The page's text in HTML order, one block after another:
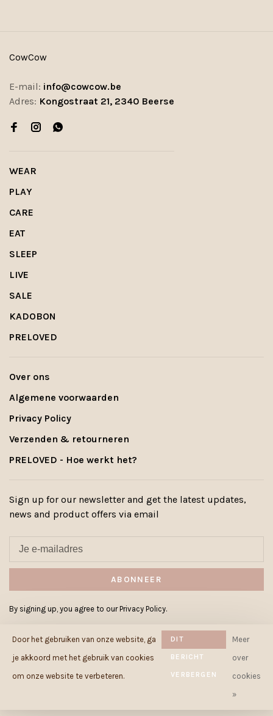
CowCow
E-mail: info@cowcow.be
Adres: Kongostraat 21, 2340 Beerse
WEAR
PLAY
CARE
EAT
SLEEP
LIVE
SALE
KADOBON
PRELOVED
Over ons
Algemene voorwaarden
Privacy Policy
Verzenden & retourneren
PRELOVED - Hoe werkt het?
Sign up for our newsletter and get the latest updates,
news and product offers via email
ABONNEER
By signing up, you agree to our Privacy Policy.
© Copyright 2026 Cowcow.be-
Door het gebruiken van onze website, ga
je akkoord met het gebruik van cookies
om onze website te verbeteren.
DIT
BERICHT
VERBERGEN
Meer
over
cookies
»